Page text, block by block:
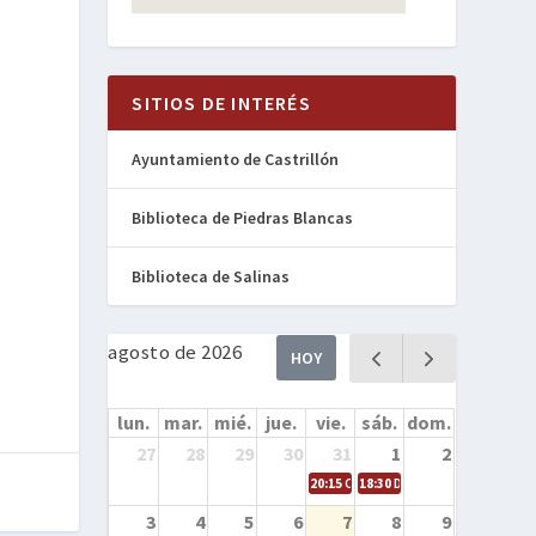
SITIOS DE INTERÉS
Ayuntamiento de Castrillón
Biblioteca de Piedras Blancas
Biblioteca de Salinas
agosto de 2026 HOY
lun. mar. mié. jue. vie. sáb. dom.
27
28 29 30 31 1 2
20:15Cine en la calle – Cómo
18:30Danza – Cita en el
3 4 5 6 7 8 9